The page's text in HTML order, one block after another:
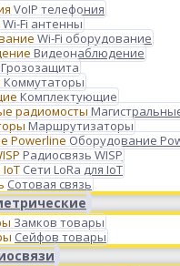
VoIP телефония
Wi-Fi антенны
Wi-Fi оборудование
Видеонаблюдение
Грозозащита
Коммутаторы
Комплектующие
Маршрутизаторы
Оборудование
Радиосвязь WISP
Сети LoRa для IoT
Сотовая связь
Замков товары
Сейфов товары